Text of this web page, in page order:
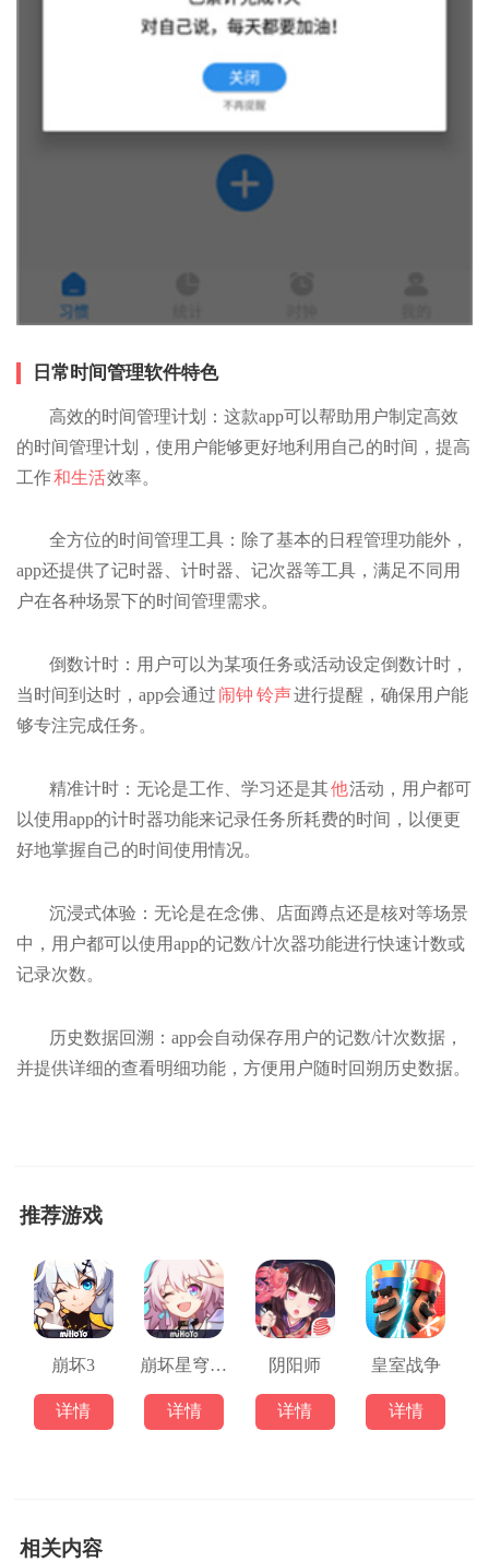
日常时间管理软件特色
高效的时间管理计划：这款app可以帮助用户制定高效
的时间管理计划，使用户能够更好地利用自己的时间，提高
工作和生活效率。
全方位的时间管理工具：除了基本的日程管理功能外，
app还提供了记时器、计时器、记次器等工具，满足不同用
户在各种场景下的时间管理需求。
倒数计时：用户可以为某项任务或活动设定倒数计时，
当时间到达时，app会通过 闹钟 铃声进行提醒，确保用户能
够专注完成任务。
精准计时：无论是工作、学习还是其他活动，用户都可
以使用app的计时器功能来记录任务所耗费的时间，以便更
好地掌握自己的时间使用情况。
沉浸式体验：无论是在念佛、店面蹲点还是核对等场景
中，用户都可以使用app的记数/计次器功能进行快速计数或
记录次数。
历史数据回溯：app会自动保存用户的记数/计次数据，
并提供详细的查看明细功能，方便用户随时回朔历史数据。
推荐游戏
崩坏3
详情
崩坏星穹铁道
详情
阴阳师
详情
皇室战争
详情
相关内容